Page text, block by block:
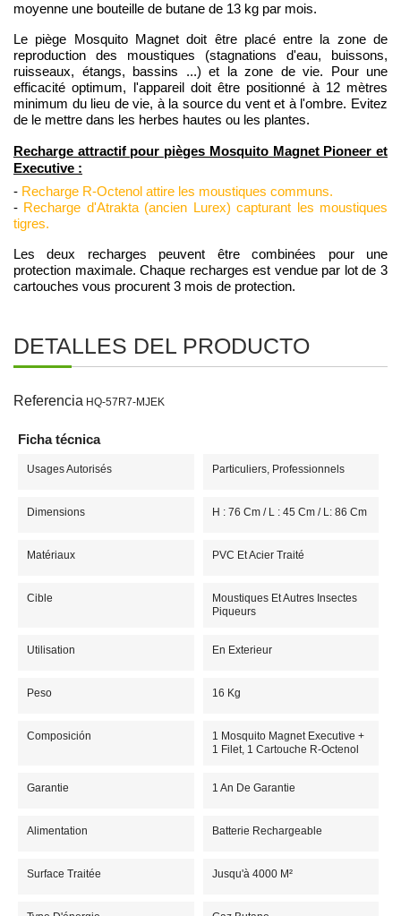
moyenne une bouteille de butane de 13 kg par mois.
Le piège Mosquito Magnet doit être placé entre la zone de
reproduction des moustiques (stagnations d'eau, buissons,
ruisseaux, étangs, bassins ...) et la zone de vie. Pour une
efficacité optimum, l'appareil doit être positionné à 12 mètres
minimum du lieu de vie, à la source du vent et à l'ombre. Evitez
de le mettre dans les herbes hautes ou les plantes.
Recharge attractif pour pièges Mosquito Magnet Pioneer et
Executive :
- Recharge R-Octenol attire les moustiques communs.
- Recharge d'Atrakta (ancien Lurex) capturant les moustiques
tigres.
Les deux recharges peuvent être combinées pour une
protection maximale. Chaque recharges est vendue par lot de 3
cartouches vous procurent 3 mois de protection.
DETALLES DEL PRODUCTO
Referencia HQ-57R7-MJEK
Ficha técnica
Usages Autorisés Particuliers, Professionnels
Dimensions H : 76 Cm / L : 45 Cm / L: 86 Cm
Matériaux PVC Et Acier Traité
Cible
Moustiques Et Autres Insectes
Piqueurs
Utilisation En Exterieur
Peso 16 Kg
Composición
1 Mosquito Magnet Executive +
1 Filet, 1 Cartouche R-Octenol
Garantie 1 An De Garantie
Alimentation Batterie Rechargeable
Surface Traitée Jusqu'à 4000 M²